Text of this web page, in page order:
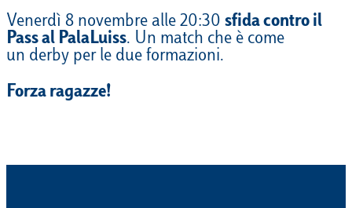
Venerdì 8 novembre alle 20:30 sfida contro il
Pass al PalaLuiss. Un match che è come
un derby per le due formazioni.
Forza ragazze!